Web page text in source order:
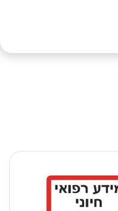
בית הספר לגידולים